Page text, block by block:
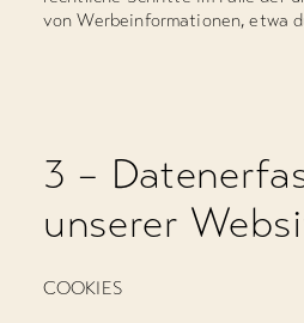
von Werbeinformationen, etwa
3 –
unserer
COOKIES